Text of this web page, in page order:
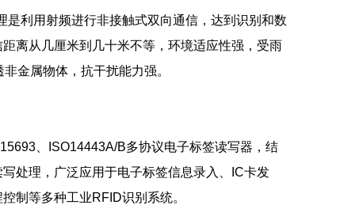
利用射频进行非接触式双向通信，达到识别和数
离从几厘米到几十米不等，环境适应性强，受雨
金属物体，抗干扰能力强。
、ISO14443A/B多协议电子标签读写器，结
处理，广泛应用于电子标签信息录入、IC卡发
制等多种工业RFID识别系统。